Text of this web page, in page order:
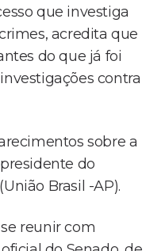
que investiga
acredita que
do que já foi
contra
sobre a
do
Brasil -AP).
reunir com